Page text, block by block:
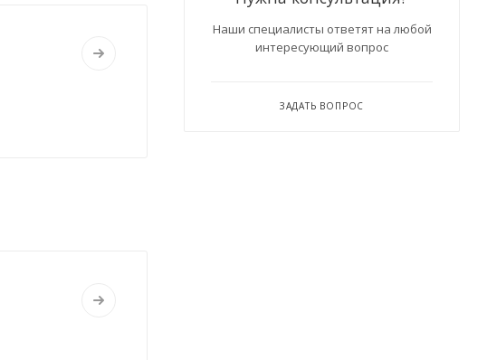
Наши специалисты ответят на любой
интересующий вопрос
ЗАДАТЬ ВОПРОС